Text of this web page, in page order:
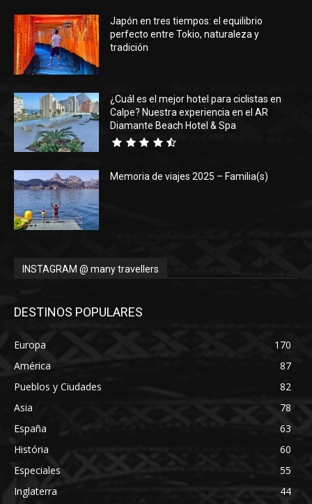
Japón en tres tiempos: el equilibrio
perfecto entre Tokio, naturaleza y
tradición
¿Cuál es el mejor hotel para ciclistas en
Calpe? Nuestra experiencia en el AR
Diamante Beach Hotel & Spa
Memoria de viajes 2025 – Familia(s)
INSTAGRAM @ many travellers
DESTINOS POPULARES
Europa
170
América
87
Pueblos y Ciudades
82
Asia
78
España
63
História
60
Especiales
55
Inglaterra
44